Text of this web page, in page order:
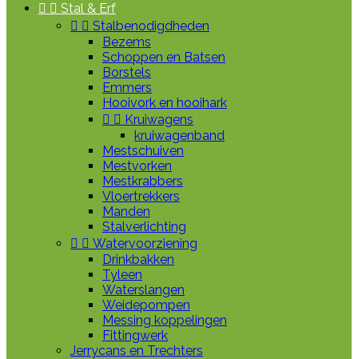
  Stal & Erf
  Stalbenodigdheden
Bezems
Schoppen en Batsen
Borstels
Emmers
Hooivork en hooihark
  Kruiwagens
kruiwagenband
Mestschuiven
Mestvorken
Mestkrabbers
Vloertrekkers
Manden
Stalverlichting
  Watervoorziening
Drinkbakken
Tyleen
Waterslangen
Weidepompen
Messing koppelingen
Fittingwerk
Jerrycans en Trechters